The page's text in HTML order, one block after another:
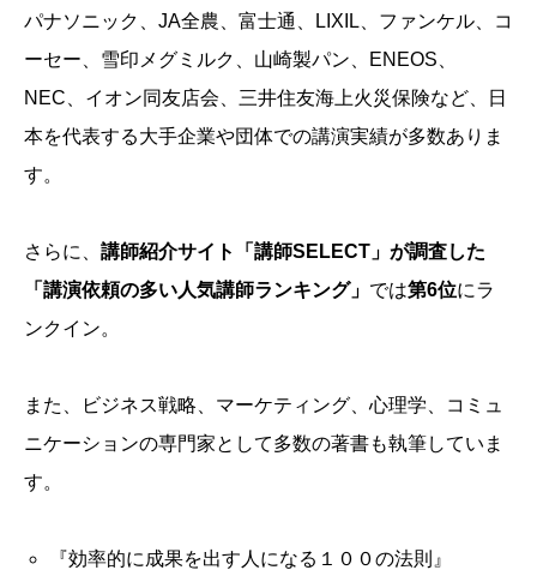
パナソニック、JA全農、富士通、LIXIL、ファンケル、コ
ーセー、雪印メグミルク、山崎製パン、ENEOS、
NEC、イオン同友店会、三井住友海上火災保険など、日
本を代表する大手企業や団体での講演実績が多数ありま
す。
さらに、 講師紹介サイト「講師SELECT」が調査した
「講演依頼の多い人気講師ランキング」 では第6位にラ
ンクイン。
また、ビジネス戦略、マーケティング、心理学、コミュ
ニケーションの専門家として多数の著書も執筆していま
す。
『効率的に成果を出す人になる１００の法則』